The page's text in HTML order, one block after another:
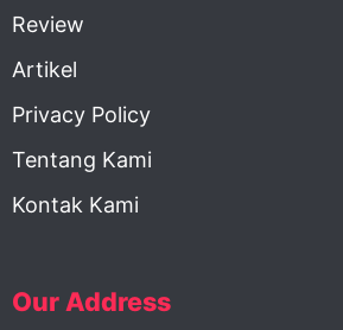
Review
Artikel
Privacy Policy
Tentang Kami
Kontak Kami
Our Address